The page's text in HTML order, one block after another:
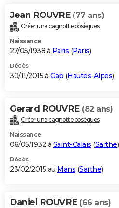
Jean ROUVRE (77 ans)
Créer une cagnotte obsèques
Naissance
27/05/1938 à Paris (Paris)
Décès
30/11/2015 à Gap (Hautes-Alpes)
Gerard ROUVRE (82 ans)
Créer une cagnotte obsèques
Naissance
06/05/1932 à Saint-Calais (Sarthe)
Décès
23/02/2015 au Mans (Sarthe)
Daniel ROUVRE (66 ans)